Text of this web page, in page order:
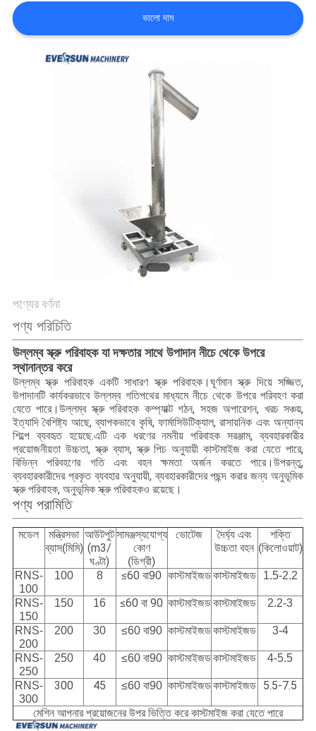
উদ্ধৃতির
ভালো দাম
পণ্যের বর্ণনা
পণ্য পরিচিতি
উল্লম্ব স্ক্রু পরিবাহক যা দক্ষতার সাথে উপাদান নীচে থেকে উপরে
স্থানান্তর করে
উল্লম্ব স্ক্রু পরিবাহক একটি সাধারণ স্ক্রু পরিবাহক।ঘূর্ণমান স্ক্রু দিয়ে সজ্জিত,
উপাদানটি কার্যকরভাবে উল্লম্ব গতিপথের মাধ্যমে নীচে থেকে উপরে পরিবহণ করা
যেতে পারে।উল্লম্ব স্ক্রু পরিবাহক কম্প্যাক্ট গঠন, সহজ অপারেশন, খরচ সঞ্চয়,
ইত্যাদি বৈশিষ্ট্য আছে, ব্যাপকভাবে কৃষি, ফার্মাসিউটিক্যাল, রাসায়নিক এবং অন্যান্য
শিল্পে ব্যবহৃত হয়েছে.এটি এক ধরণের নমনীয় পরিবাহক সরঞ্জাম, ব্যবহারকারীর
প্রয়োজনীয়তা উচ্চতা, স্ক্রু ব্যাস, স্ক্রু পিচ অনুযায়ী কাস্টমাইজ করা যেতে পারে,
বিভিন্ন পরিবহণের গতি এবং বহন ক্ষমতা অর্জন করতে পারে।উপরন্তু,
ব্যবহারকারীদের প্রকৃত ব্যবহার অনুযায়ী, ব্যবহারকারীদের পছন্দ করার জন্য অনুভূমিক
স্ক্রু পরিবাহক, অনুভূমিক স্ক্রু পরিবাহকও রয়েছে।
পণ্য পরামিতি
মডেল
মন্ত্রিসভা
ব্যাস(মিমি)
আউটপুট
(m3/
ঘণ্টা)
সামঞ্জস্যযোগ্য
কোণ
(ডিগ্রী)
ভোটেজ
দৈর্ঘ্য এবং
উচ্চতা বহন
শক্তি
(কিলোওয়াট)
RNS-
100
100 8 ≤60 বা90 কাস্টমাইজডকাস্টমাইজড 1.5-2.2
RNS-
150
150 16 ≤60 বা 90 কাস্টমাইজডকাস্টমাইজড 2.2-3
RNS-
200
200 30 ≤60 বা90 কাস্টমাইজডকাস্টমাইজড 3-4
RNS-
250
250 40 ≤60 বা90 কাস্টমাইজডকাস্টমাইজড 4-5.5
RNS-
300
300 45 ≤60 বা90 কাস্টমাইজডকাস্টমাইজড 5.5-7.5
মেশিন আপনার প্রয়োজনের উপর ভিত্তি করে কাস্টমাইজ করা যেতে পারে